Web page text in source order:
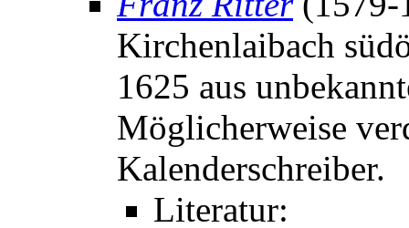
Kirchenlaibach
1625 aus
Möglicherweise
Kalenderschreiber.
Literatur: